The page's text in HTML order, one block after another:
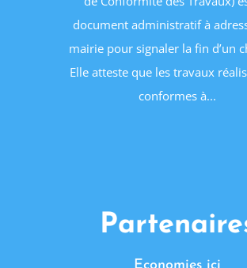
document administratif à
mairie pour signaler la fin d’un
Elle atteste que les travaux
conformes à...